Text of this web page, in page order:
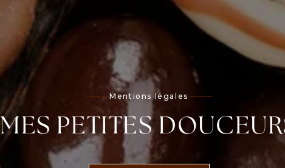
Mentions légales
MES PETITES